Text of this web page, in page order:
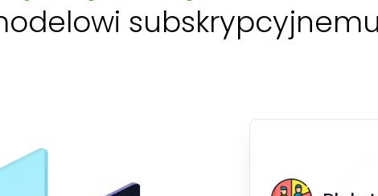
subskrypcyjnemu